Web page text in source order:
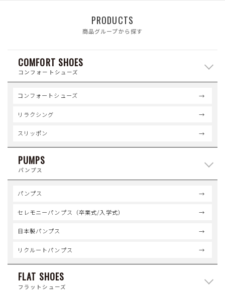
PRODUCTS
商品グループから探す
COMFORT SHOES
コンフォートシューズ
コンフォートシューズ
リラクシング
スリッポン
PUMPS
パンプス
パンプス
セレモニーパンプス（卒業式/入学式）
日本製パンプス
リクルートパンプス
FLAT SHOES
フラットシューズ